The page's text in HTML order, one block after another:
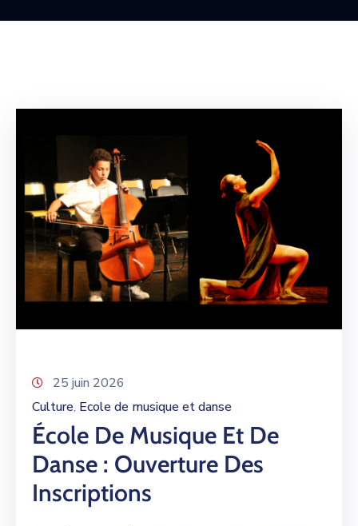
25 juin 2026
Culture‚ Ecole de musique et danse
École De Musique Et De
Danse : Ouverture Des
Inscriptions